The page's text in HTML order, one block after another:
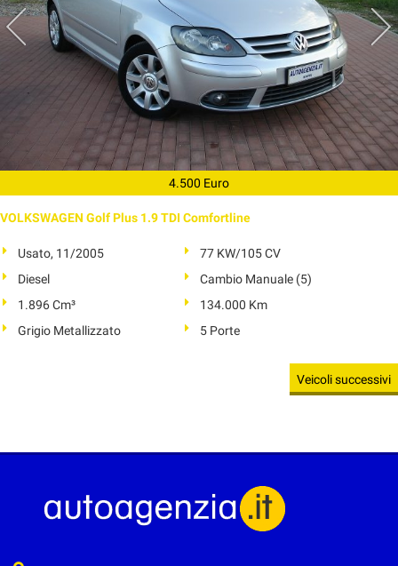
4.500 Euro
VOLKSWAGEN Golf Plus 1.9 TDI Comfortline
Usato, 11/2005
77 KW/105 CV
Diesel
Cambio Manuale (5)
1.896 Cm³
134.000 Km
Grigio Metallizzato
5 Porte
Veicoli successivi